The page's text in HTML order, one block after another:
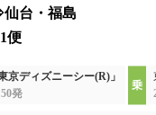
台・福島
便
東京ディズニーシー(R)」
発